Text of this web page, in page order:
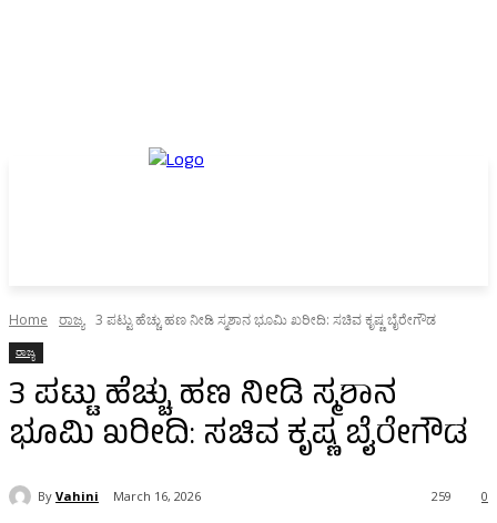
Home ರಾಜ್ಯ 3 ಪಟ್ಟು ಹೆಚ್ಚು ಹಣ ನೀಡಿ ಸ್ಮಶಾನ ಭೂಮಿ ಖರೀದಿ: ಸಚಿವ ಕೃಷ್ಣ ಬೈರೇಗೌಡ
ರಾಜ್ಯ
3 ಪಟ್ಟು ಹೆಚ್ಚು ಹಣ ನೀಡಿ ಸ್ಮಶಾನ
ಭೂಮಿ ಖರೀದಿ: ಸಚಿವ ಕೃಷ್ಣ ಬೈರೇಗೌಡ
By Vahini March 16, 2026 0
259